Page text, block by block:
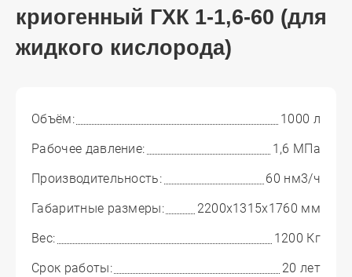
криогенный ГХК 1-1,6-60 (для
жидкого кислорода)
Объём:
1000 л
Рабочее давление:
1,6 МПа
Производительность:
60 нм3/ч
Габаритные размеры:
2200x1315x1760 мм
Вес:
1200 Кг
Срок работы:
20 лет